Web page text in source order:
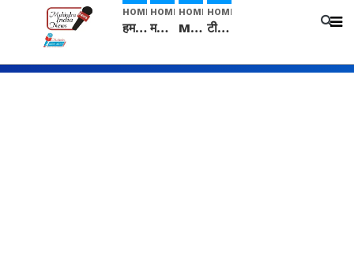
HOME
हम सनातनी..." सांसद kangana Ranaut से क्या बोली लड़की? Viral Jantar-Mantar | CJP protest
HOME
मनीषा हत्याकांड: हत्या, आत्महत्या या कोई बड़ा राज? | Full Story | Josh Haryana
HOME
Mangalsutra: हिंदू धर्म में शादी के बाद मंगलसूत्र क्यों पहनती है महिलाएं, किसने शुरु की ये परंपरा
HOME
टीम बीकेई ने एग्रीकल्चर ग्रेड की यूरिया खाद गट्टों में बदलकर टेक्निकल ग्रेड में बेचने वालों पर करवाई कार्रवाई: लखविंदर सिंह औलख